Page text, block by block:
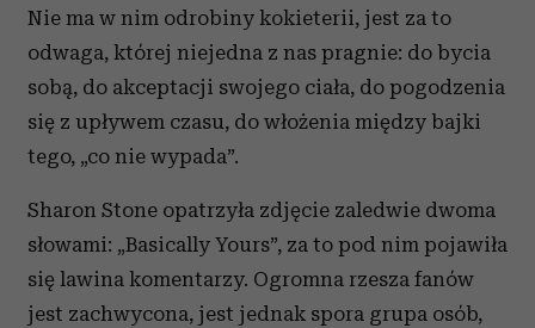
Nie ma w nim odrobiny kokieterii, jest za to
odwaga, której niejedna z nas pragnie: do bycia
sobą, do akceptacji swojego ciała, do pogodzenia
się z upływem czasu, do włożenia między bajki
tego, „co nie wypada”.
Sharon Stone opatrzyła zdjęcie zaledwie dwoma
słowami: „Basically Yours”, za to pod nim pojawiła
się lawina komentarzy. Ogromna rzesza fanów
jest zachwycona, jest jednak spora grupa osób,